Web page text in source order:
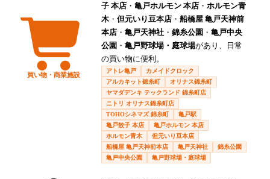
買い物・商業施設
子 本店 ・ 亀戸ホルモン 本店 ・ ホルモン青
木 ・ 但元いり豆本店 ・ 船橋屋 亀戸天神前
本店 ・ 亀戸天神社 ・ 錦糸公園 ・ 亀戸中央
公園 ・ 亀戸野球場・庭球場があり、日常
の買い物に便利。
アトレ亀戸
カメイドクロック
アルカキット錦糸町
オリナス錦糸町
ヤマダデンキ テックランド 錦糸町店
ニトリ オリナス錦糸町店
TOHOシネマズ 錦糸町
亀戸駅
亀戸餃子 本店
亀戸ホルモン 本店
ホルモン青木
但元いり豆本店
船橋屋 亀戸天神前本店
亀戸天神社
錦糸公園
亀戸中央公園
亀戸野球場・庭球場